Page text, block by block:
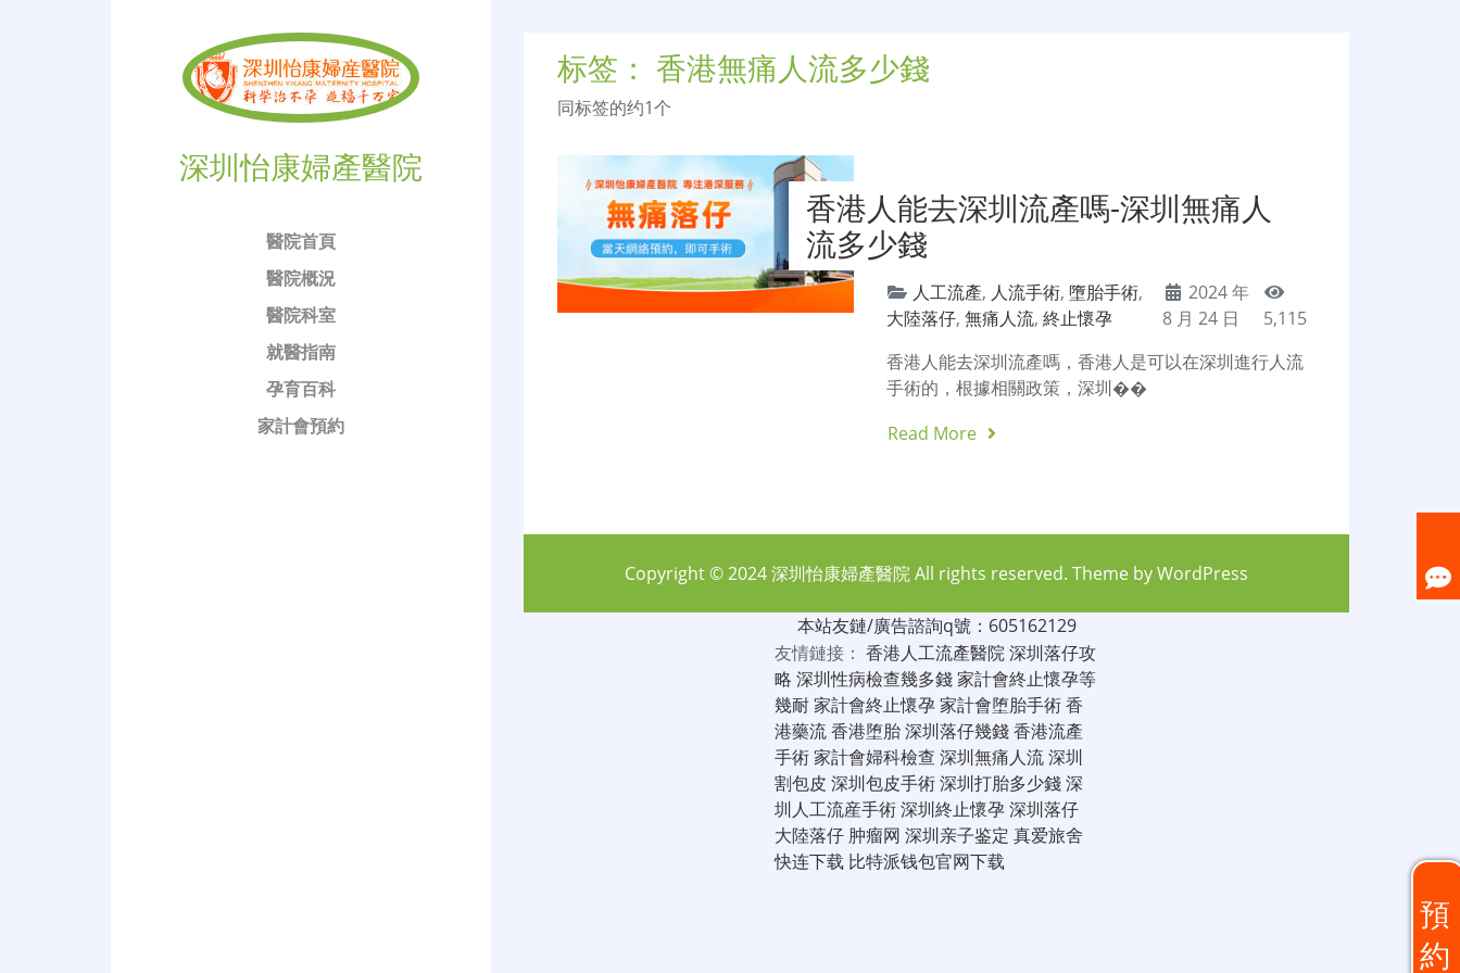
深圳怡康婦產醫院
醫院首頁
醫院概況
醫院科室
就醫指南
孕育百科
家計會預約
标签： 香港無痛人流多少錢
同标签的约1个
香港人能去深圳流產嗎-深圳無痛人
流多少錢
人工流產, 人流手術,墮胎手術,
大陸落仔,無痛人流,終止懷孕
2024 年
8 月 24 日
5,115
香港人能去深圳流產嗎，香港人是可以在深圳進行人流
手術的，根據相關政策，深圳��
Read More
預
約
Copyright © 2024深圳怡康婦產醫院All rights reserved. Theme byWordPress
本站友鏈/廣告諮詢q號：605162129
友情鏈接： 香港人工流產醫院深圳落仔攻
略 深圳性病檢查幾多錢家計會終止懷孕等
幾耐家計會終止懷孕家計會堕胎手術香
港藥流香港堕胎深圳落仔幾錢香港流產
手術家計會婦科檢查 深圳無痛人流深圳
割包皮 深圳包皮手術深圳打胎多少錢深
圳人工流産手術深圳終止懷孕深圳落仔
大陸落仔 肿瘤网 深圳亲子鉴定 真爱旅舍
快连下载 比特派钱包官网下载